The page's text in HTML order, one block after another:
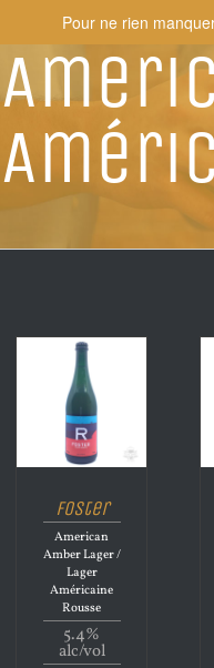
Foster
American
Amber Lager /
Lager
Américaine
Rousse
5.4%
alc/vol
Pour ne rien